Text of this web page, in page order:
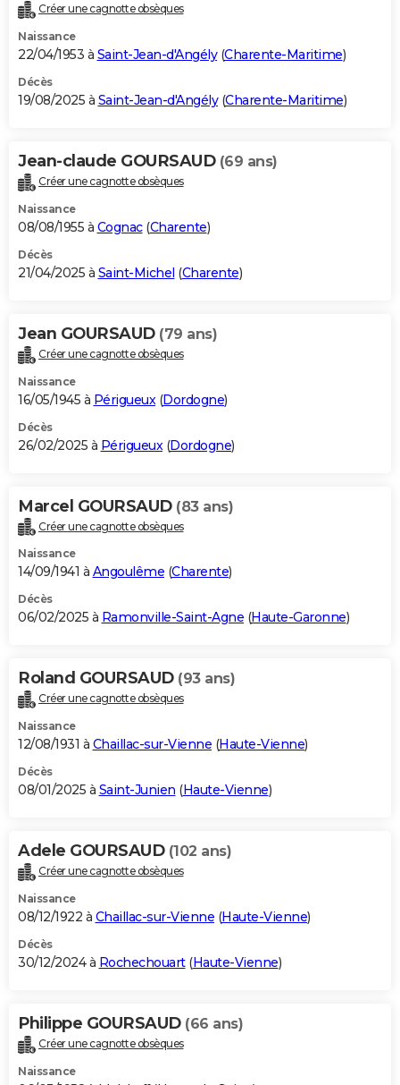
Créer une cagnotte obsèques
Naissance
22/04/1953 à Saint-Jean-d'Angély(Charente-Maritime)
Décès
19/08/2025 à Saint-Jean-d'Angély(Charente-Maritime)
Jean-claude GOURSAUD (69 ans)
Créer une cagnotte obsèques
Naissance
08/08/1955 à Cognac(Charente)
Décès
21/04/2025 à Saint-Michel (Charente)
Jean GOURSAUD (79 ans)
Créer une cagnotte obsèques
Naissance
16/05/1945 à Périgueux (Dordogne)
Décès
26/02/2025 à Périgueux (Dordogne)
Marcel GOURSAUD (83 ans)
Créer une cagnotte obsèques
Naissance
14/09/1941 à Angoulême (Charente)
Décès
06/02/2025 à Ramonville-Saint-Agne (Haute-Garonne)
Roland GOURSAUD (93 ans)
Créer une cagnotte obsèques
Naissance
12/08/1931 à Chaillac-sur-Vienne (Haute-Vienne)
Décès
08/01/2025 à Saint-Junien (Haute-Vienne)
Adele GOURSAUD (102 ans)
Créer une cagnotte obsèques
Naissance
08/12/1922 à Chaillac-sur-Vienne (Haute-Vienne)
Décès
30/12/2024 à Rochechouart(Haute-Vienne)
Philippe GOURSAUD (66 ans)
Créer une cagnotte obsèques
Naissance